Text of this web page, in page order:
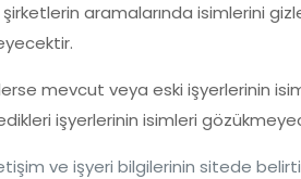
aramalarında isimlerini
mevcut veya eski işyerlerinin
işyerlerinin isimleri
ve işyeri bilgilerinin sitede